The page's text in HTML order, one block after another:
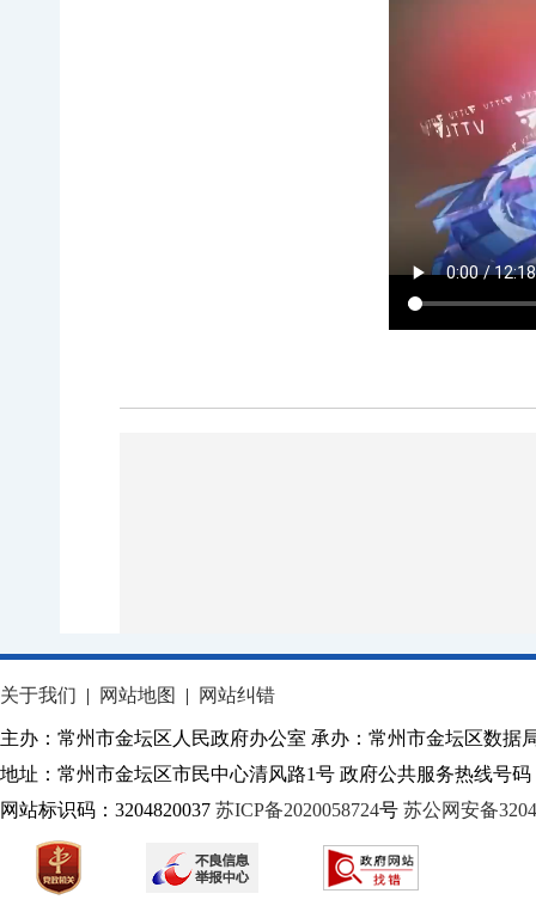
关于我们 | 网站地图 | 网站纠错
主办：常州市金坛区人民政府办公室 承办：常州市金坛区数据
地址：常州市金坛区市民中心清风路1号 政府公共服务热线号码
网站标识码：3204820037 苏ICP备2020058724号 苏公网安备